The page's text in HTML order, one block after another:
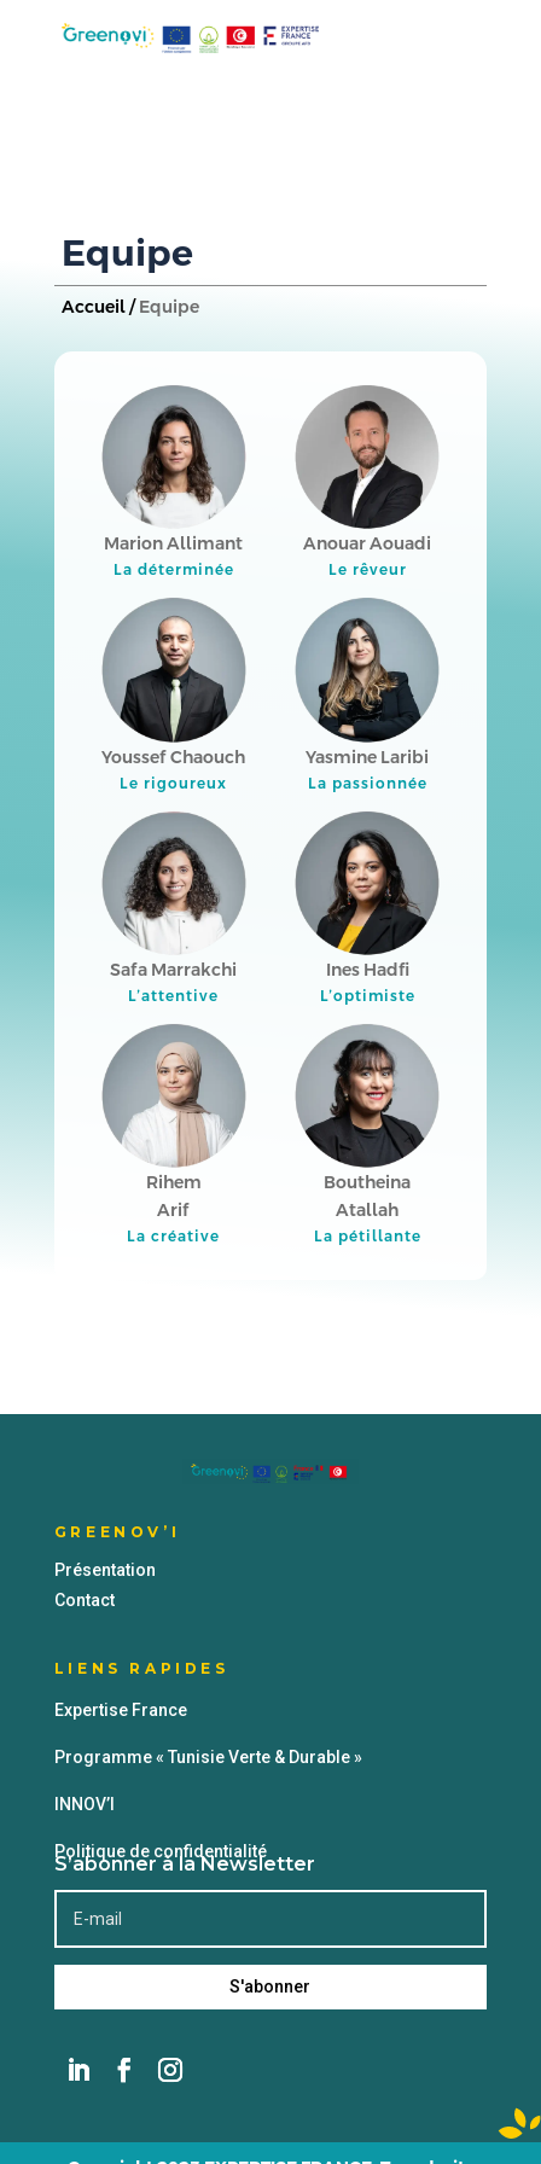
Equipe
Accueil /Equipe
Marion Allimant
La déterminée
Youssef Chaouch
Le rigoureux
Safa Marrakchi
L’attentive
Rihem
Arif
La créative
Anouar Aouadi
Le rêveur
Yasmine Laribi
La passionnée
Ines Hadfi
L’optimiste
Boutheina
Atallah
La pétillante
GREENOV’I
Présentation
Contact
LIENS RAPIDES
Expertise France
Programme « Tunisie Verte & Durable »
INNOV’I
Politique de confidentialité
S’abonner à la Newsletter
S'abonner